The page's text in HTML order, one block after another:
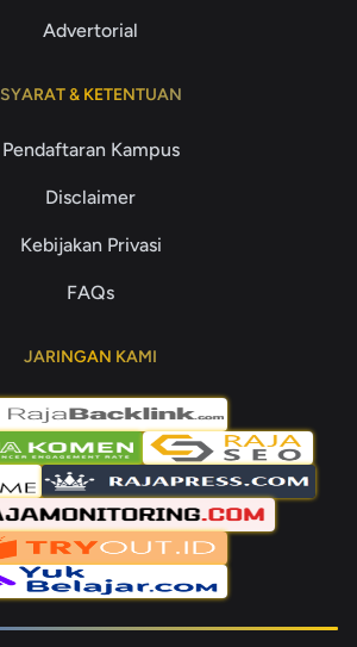
Advertorial
SYARAT & KETENTUAN
Pendaftaran Kampus
Disclaimer
Kebijakan Privasi
FAQs
JARINGAN KAMI